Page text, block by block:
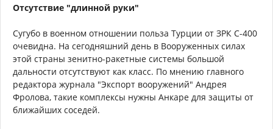
Отсутствие "длинной руки"
Сугубо в военном отношении польза Турции от ЗРК С-400
очевидна. На сегодняшний день в Вооруженных силах
этой страны зенитно-ракетные системы большой
дальности отсутствуют как класс. По мнению главного
редактора журнала "Экспорт вооружений" Андрея
Фролова, такие комплексы нужны Анкаре для защиты от
ближайших соседей.